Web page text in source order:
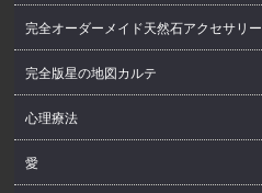
完全オーダーメイド天然石アクセサリー
完全版星の地図カルテ
心理療法
愛